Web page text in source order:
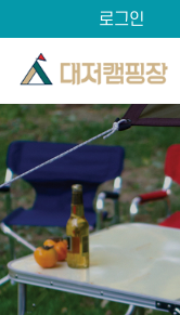
로그인